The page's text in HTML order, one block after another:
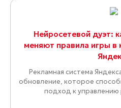
Нейросетевой дуэт:
меняют правила игры в
Рекламная система
обновление, которое
подход к